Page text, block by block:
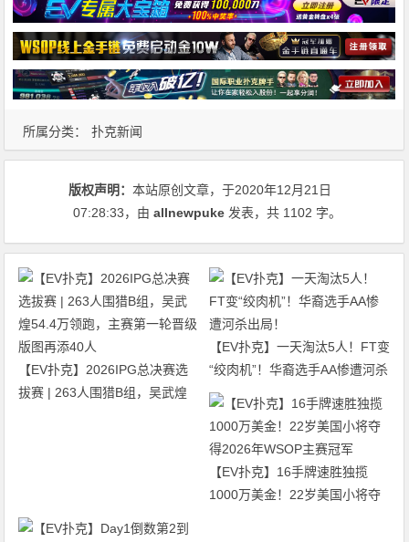
所属分类： 扑克新闻
版权声明：本站原创文章，于2020年12月21日
07:28:33，由allnewpuke 发表，共 1102 字。
【EV扑克】2026IPG总决赛选
拔赛 | 263人围猎B组，吴武煌
【EV扑克】一天淘汰5人！FT变
“绞肉机”！华裔选手AA惨遭河杀
出局！
【EV扑克】16手牌速胜独揽
1000万美金！22岁美国小将夺